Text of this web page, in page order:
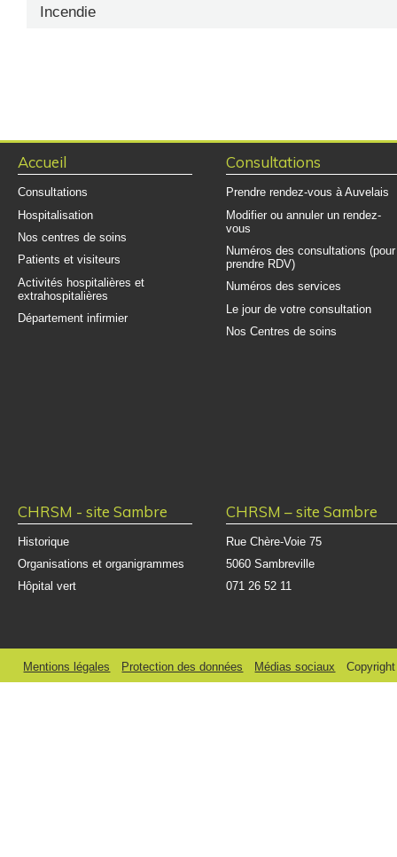
Incendie
En cas de constatation de fumées ou odeurs laissant suspecter un
Prévenir immédiatement le personnel de soins à l’étage.
fumées et/ou substances toxiques.
Le personnel sur place vous conduira vers une sortie de secours.
Accueil
Consultations
Hospitalisation
Nos centres de soins
Patients et visiteurs
Activités hospitalières et
extrahospitalières
Département infirmier
Consultations
Prendre rendez-vous à Auvelais
Modifier ou annuler un rendez-
vous
Numéros des consultations (pour
prendre RDV)
Numéros des services
Le jour de votre consultation
Nos Centres de soins
CHRSM - site Sambre
Historique
Organisations et organigrammes
Hôpital vert
CHRSM – site Sambre
Rue Chère-Voie 75
5060 Sambreville
071 26 52 11
Mentions légales Protection des données Médias sociaux